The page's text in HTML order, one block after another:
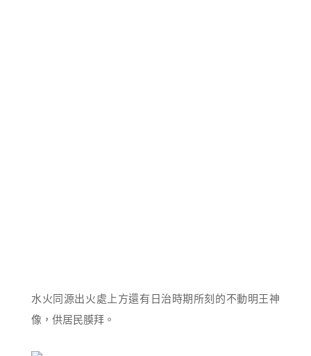
水火同源出火處上方還有日治時期所刻的不動明王神
像，供居民膜拜。